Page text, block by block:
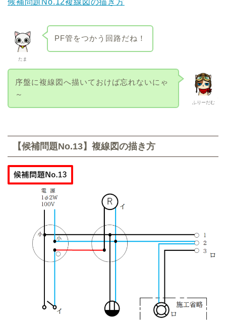
たま
PF管をつかう回路だね！
ふりーだむ
序盤に複線図へ描いておけば忘れないにゃ
～
【候補問題No.13】複線図の描き方